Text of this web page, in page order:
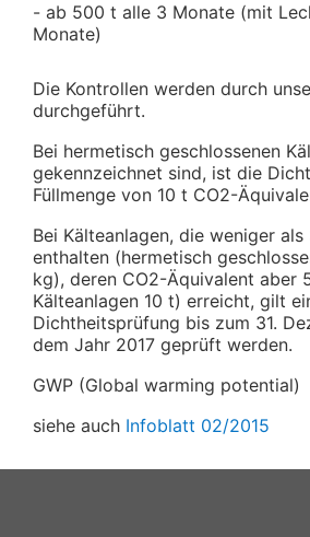
- ab 500 t alle 3 Monate (mit
Monate)
Die Kontrollen werden durch
durchgeführt.
Bei hermetisch geschlossenen
gekennzeichnet sind, ist die
Füllmenge von 10 t CO2-
Bei Kälteanlagen, die weniger
enthalten (hermetisch
kg), deren CO2-Äquivalent aber
Kälteanlagen 10 t) erreicht, gilt
Dichtheitsprüfung bis zum 31.
dem Jahr 2017 geprüft werden.
GWP (Global warming potential)
siehe auch Infoblatt 02/2015